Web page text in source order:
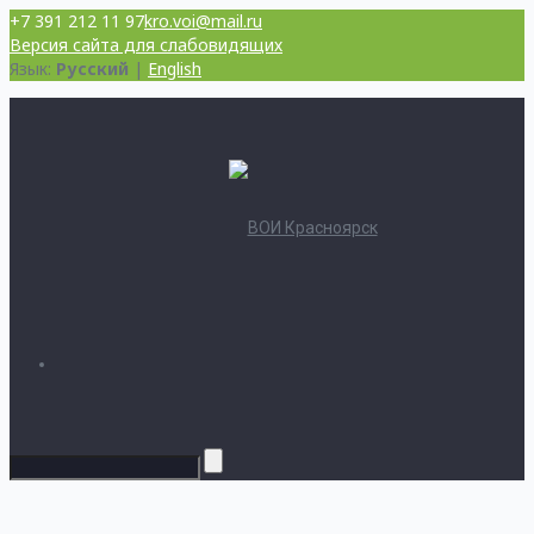
+7 391 212 11 97kro.voi@mail.ru
Версия сайта для слабовидящих
Язык: Русский | English